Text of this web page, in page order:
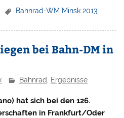
Bahnrad-WM Minsk 2013
bei Bahn-DM in
Bahnrad Ergebnisse
hat sich bei den 126.
in Frankfurt/Oder